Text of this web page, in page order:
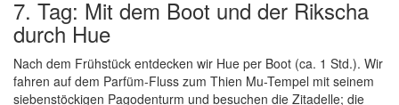
7. Tag: Mit dem Boot und der Rikscha
durch Hue
Nach dem Frühstück entdecken wir Hue per Boot (ca. 1 Std.). Wir
fahren auf dem Parfüm-Fluss zum Thien Mu-Tempel mit seinem
siebenstöckigen Pagodenturm und besuchen die Zitadelle; die